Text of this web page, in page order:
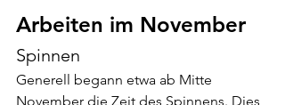
Arbeiten im November
Spinnen
Generell begann etwa ab Mitte
November die Zeit des Spinnens. Dies